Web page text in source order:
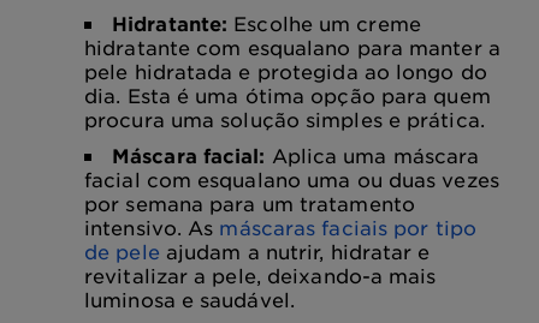
Hidratante: Escolhe um creme
hidratante com esqualano para manter a
pele hidratada e protegida ao longo do
dia. Esta é uma ótima opção para quem
procura uma solução simples e prática.
Máscara facial: Aplica uma máscara
facial com esqualano uma ou duas vezes
por semana para um tratamento
intensivo. As máscaras faciais por tipo
de pele ajudam a nutrir, hidratar e
revitalizar a pele, deixando-a mais
luminosa e saudável.